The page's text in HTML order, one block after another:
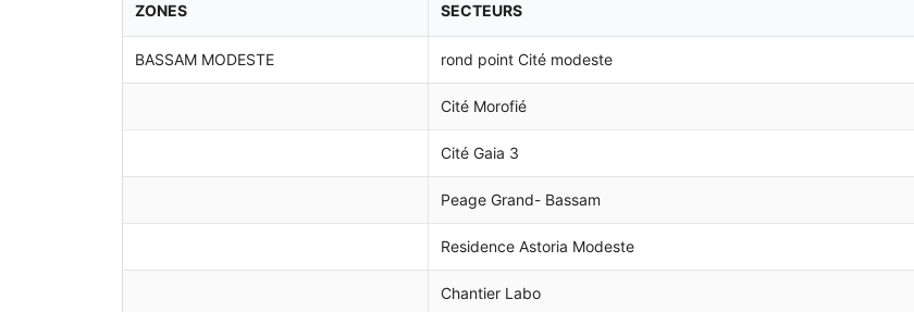
ZONES SECTEURS
BASSAM MODESTE rond point Cité modeste
Cité Morofié
Cité Gaia 3
Peage Grand- Bassam
Residence Astoria Modeste
Chantier Labo